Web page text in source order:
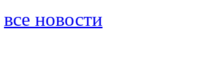
все новости